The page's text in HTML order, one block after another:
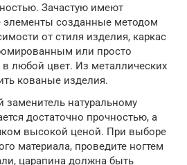
Зачастую имеют
элементы созданные методом
от стиля изделия, каркас
или просто
любой цвет. Из металлических
кованые изделия.
натуральному
достаточно прочностью, а
высокой ценой. При выборе
материала, проведите ногтем
царапина должна быть